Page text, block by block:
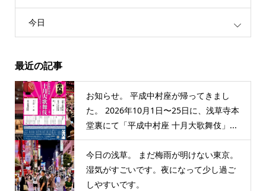
今日
最近の記事
お知らせ。 平成中村座が帰ってきまし
た。 2026年10月1日〜25日に、浅草寺本
堂裏にて「平成中村座 十月大歌舞伎」...
今日の浅草。 まだ梅雨が明けない東京。
湿気がすごいです。夜になって少し過ご
しやすいです。